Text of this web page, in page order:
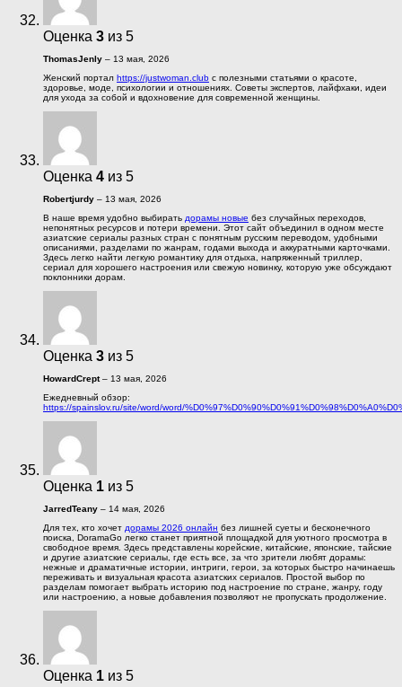
Оценка 3 из 5
ThomasJenly – 13 мая, 2026
Женский портал https://justwoman.club с полезными статьями о красоте,
здоровье, моде, психологии и отношениях. Советы экспертов, лайфхаки, идеи
для ухода за собой и вдохновение для современной женщины.
Оценка 4 из 5
Robertjurdy – 13 мая, 2026
В наше время удобно выбирать дорамы новые без случайных переходов,
непонятных ресурсов и потери времени. Этот сайт объединил в одном месте
азиатские сериалы разных стран с понятным русским переводом, удобными
описаниями, разделами по жанрам, годами выхода и аккуратными карточками.
Здесь легко найти легкую романтику для отдыха, напряженный триллер,
сериал для хорошего настроения или свежую новинку, которую уже обсуждают
поклонники дорам.
Оценка 3 из 5
HowardCrept– 13 мая, 2026
Ежедневный обзор:
https://spainslov.ru/site/word/word/
Оценка 1 из 5
JarredTeany – 14 мая, 2026
Для тех, кто хочет дорамы 2026 онлайн без лишней суеты и бесконечного
поиска, DoramaGo легко станет приятной площадкой для уютного просмотра в
свободное время. Здесь представлены корейские, китайские, японские, тайские
и другие азиатские сериалы, где есть все, за что зрители любят дорамы:
нежные и драматичные истории, интриги, герои, за которых быстро начинаешь
переживать и визуальная красота азиатских сериалов. Простой выбор по
разделам помогает выбрать историю под настроение по стране, жанру, году
или настроению, а новые добавления позволяют не пропускать продолжение.
Оценка 1 из 5